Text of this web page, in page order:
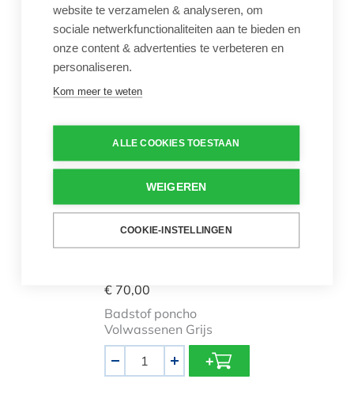
de productlijn Beco
Sealife
Poncho Badstof Grijs Volwassen
Poncho Badstof Grijs
€ 70,00
Badstof poncho
Volwassenen Grijs
+
website te verzamelen & analyseren, om
sociale netwerkfunctionaliteiten aan te bieden en
onze content & advertenties te verbeteren en
personaliseren.
Kom meer te weten
ALLE COOKIES TOESTAAN
WEIGEREN
COOKIE-INSTELLINGEN